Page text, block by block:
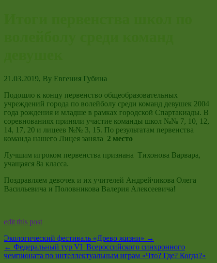
21.03.2019, By Евгения Губина
Подошло к концу первенство общеобразовательных
учреждений города по волейболу среди команд девушек 2004
года рождения и младше в рамках городской Спартакиады. В
соревнованиях приняли участие команды школ №№ 7, 10, 12,
14, 17, 20 и лицеев №№ 3, 15. По результатам первенства
команда нашего Лицея заняла 2 место
Лучшим игроком первенства признана Тихонова Варвара,
учащаяся 8а класса.
Поздравляем девочек и их учителей Андрейчикова Олега
Васильевича и Половникова Валерия Алексеевича!
edit this post
Экологический фестиваль «Древо жизни» →
← Федеральный тур VI Всероссийского синхронного
чемпионата по интеллектуальным играм «Что? Где? Когда?»